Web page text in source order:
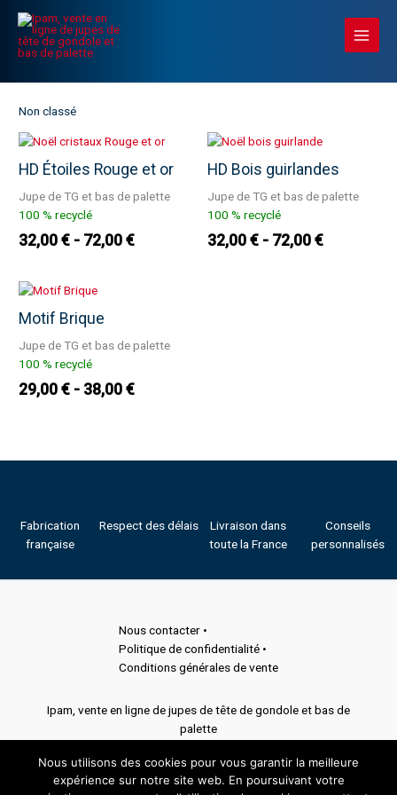
contenu
Main
Menu
Non classé
HD Étoiles Rouge et or
Jupe de TG et bas de palette
100 % recyclé
32,00€ 72,00€
HD Bois guirlandes
Jupe de TG et bas de palette
100 % recyclé
32,00 € 72,00 €
Motif Brique
Jupe de TG et bas de palette
100 % recyclé
29,00€ 38,00€
Fabrication
française
Respect des délais
Livraison dans
toute la France
Conseils
personnalisés
Nous contacter •
Politique de confidentialité •
Conditions générales de vente
Ipam, vente en ligne de jupes de tête de gondole et bas de
palette
Nous utilisons des cookies pour vous garantir la meilleure
expérience sur notre site web. En poursuivant votre